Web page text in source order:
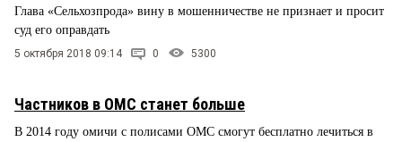
ПРОИСШЕСТВИЯ
СТИЛЬ ЖИЗНИ
Архив
Глава «Сельхозпрода» вину в мошенничестве не признает и просит
суд его оправдать
5 октября 2018 09:14 0 5300
Частников в ОМС станет больше
В 2014 году омичи с полисами ОМС смогут бесплатно лечиться в